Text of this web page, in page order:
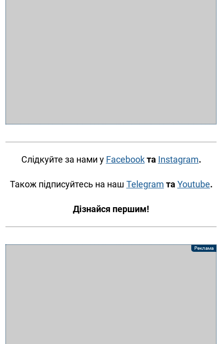
Слідкуйте за нами у Facebookта Instagram.
Також підписуйтесь на наш Telegram та Youtube.
Дізнайся першим!